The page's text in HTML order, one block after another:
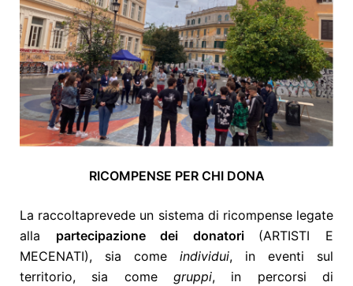
RICOMPENSE PER CHI DONA
La raccoltaprevede un sistema di ricompense legate
alla partecipazione dei donatori (ARTISTI E
MECENATI), sia come individui, in eventi sul
territorio, sia come gruppi, in percorsi di